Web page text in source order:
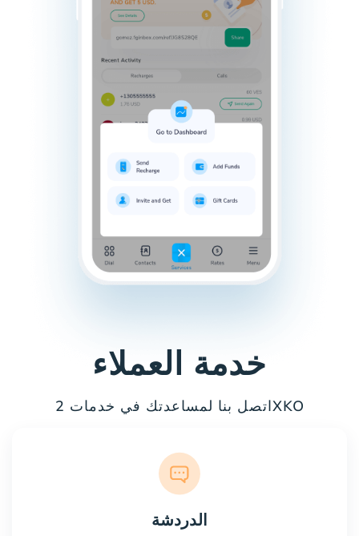
خدمة العملاء
اتصل بنا لمساعدتك في خدمات 2XKO
الدردشة